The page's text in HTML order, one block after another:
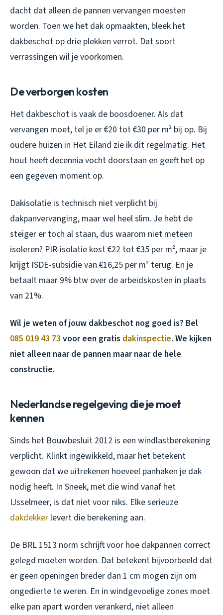
dacht dat alleen de pannen vervangen moesten
worden. Toen we het dak opmaakten, bleek het
dakbeschot op drie plekken verrot. Dat soort
verrassingen wil je voorkomen.
De verborgen kosten
Het dakbeschot is vaak de boosdoener. Als dat
vervangen moet, tel je er €20 tot €30 per m² bij op. Bij
oudere huizen in Het Eiland zie ik dit regelmatig. Het
hout heeft decennia vocht doorstaan en geeft het op
een gegeven moment op.
Dakisolatie is technisch niet verplicht bij
dakpanvervanging, maar wel heel slim. Je hebt de
steiger er toch al staan, dus waarom niet meteen
isoleren? PIR-isolatie kost €22 tot €35 per m², maar je
krijgt ISDE-subsidie van €16,25 per m² terug. En je
betaalt maar 9% btw over de arbeidskosten in plaats
van 21%.
Wil je weten of jouw dakbeschot nog goed is? Bel
085 019 43 73 voor een gratis dakinspectie. We kijken
niet alleen naar de pannen maar naar de hele
constructie.
Nederlandse regelgeving die je moet
kennen
Sinds het Bouwbesluit 2012 is een windlastberekening
verplicht. Klinkt ingewikkeld, maar het betekent
gewoon dat we uitrekenen hoeveel panhaken je dak
nodig heeft. In Sneek, met die wind vanaf het
IJsselmeer, is dat niet voor niks. Elke serieuze
dakdekker levert die berekening aan.
De BRL 1513 norm schrijft voor hoe dakpannen correct
gelegd moeten worden. Dat betekent bijvoorbeeld dat
er geen openingen breder dan 1 cm mogen zijn om
ongedierte te weren. En in windgevoelige zones moet
elke pan apart worden verankerd, niet alleen